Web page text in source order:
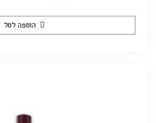
הוספה לסל